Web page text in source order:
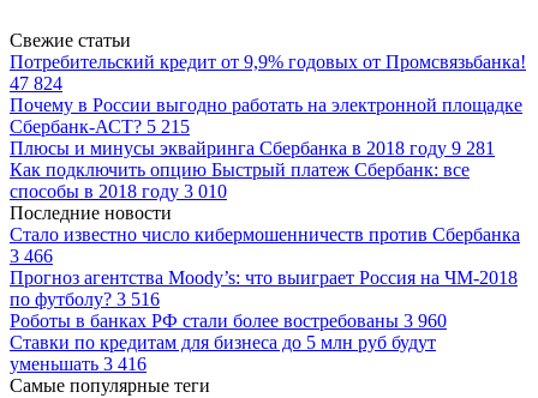
Свежие статьи
Потребительский кредит от 9,9% годовых от Промсвязьбанка!
47 824
Почему в России выгодно работать на электронной площадке
Сбербанк-АСТ? 5 215
Плюсы и минусы эквайринга Сбербанка в 2018 году 9 281
Как подключить опцию Быстрый платеж Сбербанк: все
способы в 2018 году 3 010
Последние новости
Стало известно число кибермошенничеств против Сбербанка
3 466
Прогноз агентства Moody’s: что выиграет Россия на ЧМ-2018
по футболу? 3 516
Роботы в банках РФ стали более востребованы 3 960
Ставки по кредитам для бизнеса до 5 млн руб будут
уменьшать 3 416
Самые популярные теги